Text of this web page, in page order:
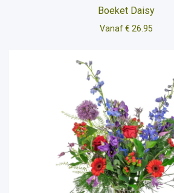
Boeket Daisy
Vanaf € 26.95